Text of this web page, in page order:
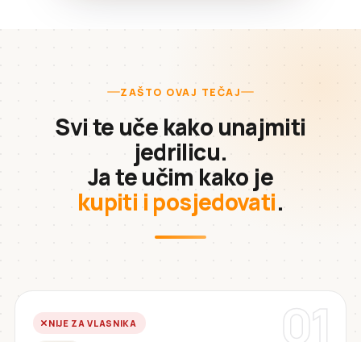
ZAŠTO OVAJ TEČAJ
Svi te uče kako unajmiti
jedrilicu.
Ja te učim kako je
kupiti i posjedovati.
01
NIJE ZA VLASNIKA